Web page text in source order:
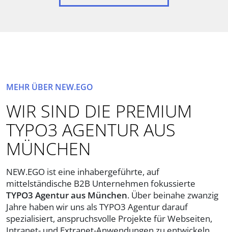
MEHR ÜBER NEW.EGO
WIR SIND DIE PREMIUM
TYPO3 AGENTUR AUS
MÜNCHEN
NEW.EGO ist eine inhabergeführte, auf
mittelständische B2B Unternehmen fokussierte
TYPO3 Agentur aus München. Über beinahe zwanzig
Jahre haben wir uns als TYPO3 Agentur darauf
spezialisiert, anspruchsvolle Projekte für Webseiten,